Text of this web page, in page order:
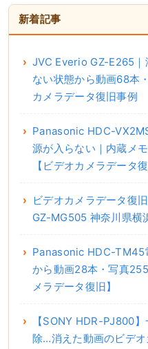
新着記事
JVC Everio GZ-E265｜
ない状態から動画68本
カメラデータ復旧事例
Panasonic HDC-
源が入らない｜内蔵メ
【ビデオカメラデータ復
ビデオカメラデータ復
GZ-MG505 神奈川県横
Panasonic HDC-TM45
から動画28本・写真
メラデータ復旧】
【SONY HDR-PJ800
除…消えた動画のビデ